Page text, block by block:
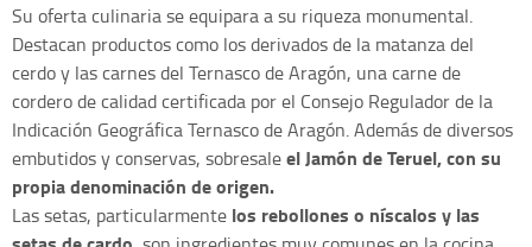
Su oferta culinaria se equipara a su riqueza monumental.
Destacan productos como los derivados de la matanza del
cerdo y las carnes del Ternasco de Aragón, una carne de
cordero de calidad certificada por el Consejo Regulador de la
Indicación Geográfica Ternasco de Aragón. Además de diversos
embutidos y conservas, sobresaleel Jamón de Teruel, con su
propia denominación de origen.
Las setas, particularmente los rebollones o níscalos y las